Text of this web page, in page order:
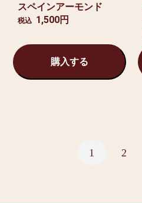
スペインアーモンド
税込 1,500円
購入する
1 2